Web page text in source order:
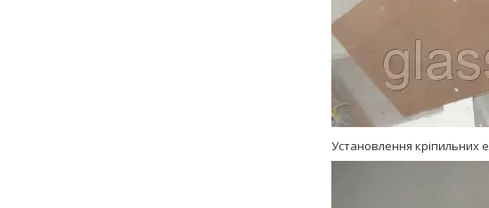
Установлення кріпильних